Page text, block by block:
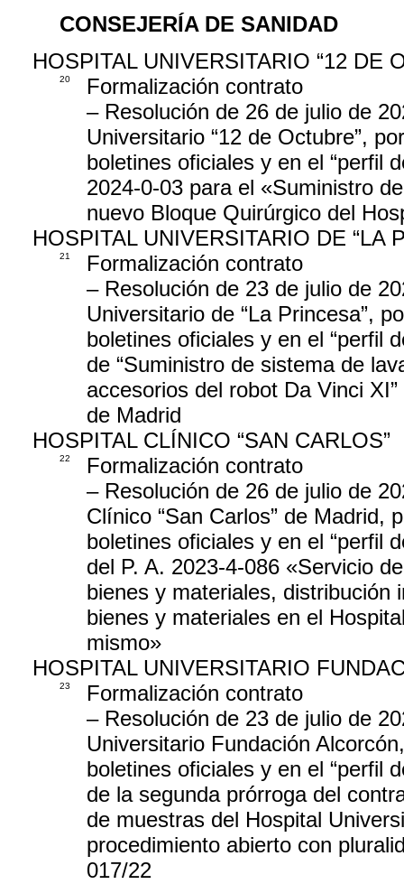
CONSEJERÍA DE SANIDAD
HOSPITAL UNIVERSITARIO “12 DE
20
Formalización contrato
– Resolución de 26 de julio de
Universitario “12 de Octubre”,
boletines oficiales y en el “perfil
2024-0-03 para el «Suministro
nuevo Bloque Quirúrgico del
HOSPITAL UNIVERSITARIO DE “LA
21
Formalización contrato
– Resolución de 23 de julio de
Universitario de “La Princesa”,
boletines oficiales y en el “perfil
de “Suministro de sistema de
accesorios del robot Da Vinci
de Madrid
HOSPITAL CLÍNICO “SAN CARLOS”
22
Formalización contrato
– Resolución de 26 de julio de
Clínico “San Carlos” de Madrid,
boletines oficiales y en el “perfil
del P. A. 2023-4-086 «Servicio
bienes y materiales, distribución
bienes y materiales en el
mismo»
HOSPITAL UNIVERSITARIO
23
Formalización contrato
– Resolución de 23 de julio de
Universitario Fundación
boletines oficiales y en el “perfil
de la segunda prórroga del
de muestras del Hospital
procedimiento abierto con
017/22